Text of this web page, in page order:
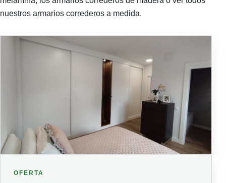
nuestros armarios correderos a medida.
OFERTA